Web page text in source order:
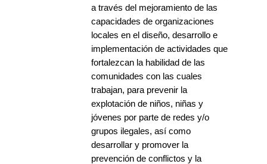
a través del mejoramiento de las
capacidades de organizaciones
locales en el diseño, desarrollo e
implementación de actividades que
fortalezcan la habilidad de las
comunidades con las cuales
trabajan, para prevenir la
explotación de niños, niñas y
jóvenes por parte de redes y/o
grupos ilegales, así como
desarrollar y promover la
prevención de conflictos y la